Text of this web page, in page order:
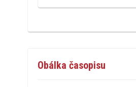
Obálka časopisu